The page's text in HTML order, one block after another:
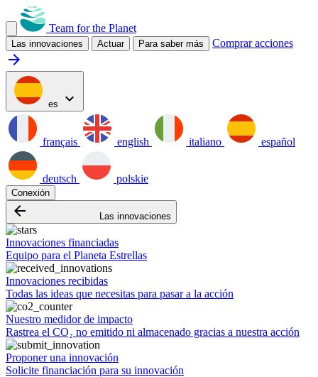
Team for the Planet
Las innovaciones Actuar Para saber más Comprar acciones
arrow_forward
es expand_more
français english italiano español
deutsch polskie
Conexión
arrow_backward Las innovaciones
Innovaciones financiadas
Equipo para el Planeta Estrellas
Innovaciones recibidas
Todas las ideas que necesitas para pasar a la acción
Nuestro medidor de impacto
Rastrea el CO₂ no emitido ni almacenado gracias a nuestra acción
Proponer una innovación
Solicite financiación para su innovación